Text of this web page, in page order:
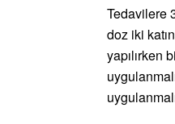
Tedavilere
doz iki
yapılırken